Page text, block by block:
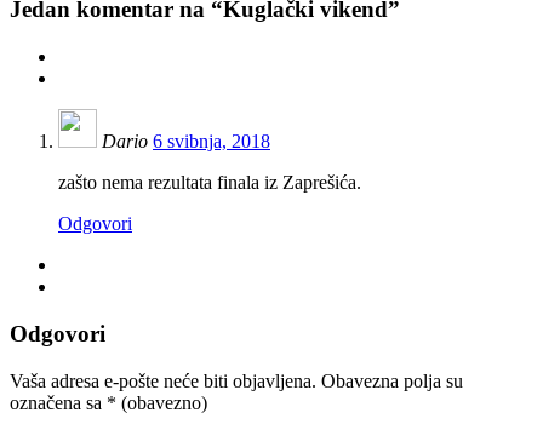
Jedan komentar na “Kuglački vikend”
Dario 6 svibnja, 2018
zašto nema rezultata finala iz Zaprešića.
Odgovori
Odgovori
Vaša adresa e-pošte neće biti objavljena. Obavezna polja su
označena sa * (obavezno)